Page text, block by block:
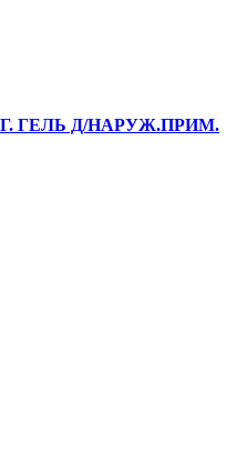
ГЕЛЬ Д/НАРУЖ.ПРИМ.